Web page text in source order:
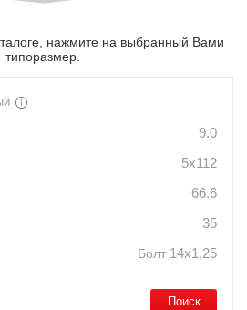
нажмите на выбранный Вами
типоразмер.
9.0
5x112
66.6
35
Болт 14х1,25